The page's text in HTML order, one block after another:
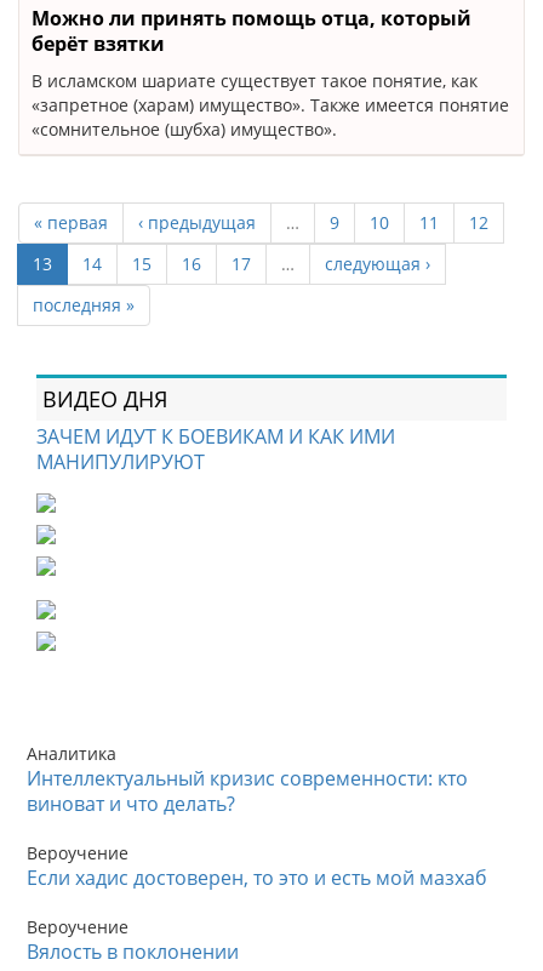
Можно ли принять помощь отца, который
берёт взятки
В исламском шариате существует такое понятие, как
«запретное (харам) имущество». Также имеется понятие
«сомнительное (шубха) имущество».
« первая ‹ предыдущая … 9 10 11
12
13
14 15 16 17 …
следующая ›
последняя »
ВИДЕО ДНЯ
ЗАЧЕМ ИДУТ К БОЕВИКАМ И КАК ИМИ
МАНИПУЛИРУЮТ
Аналитика
Интеллектуальный кризис современности: кто
виноват и что делать?
Вероучение
Если хадис достоверен, то это и есть мой мазхаб
Вероучение
Вялость в поклонении